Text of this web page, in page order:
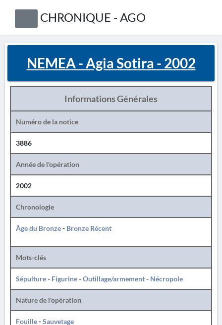
CHRONIQUE - AGO
NEMEA - Agia Sotira - 2002
Informations Générales
Numéro de la notice
3886
Année de l'opération
2002
Chronologie
Âge du Bronze- Bronze Récent
Mots-clés
Sépulture- Figurine-Outillage/armement- Nécropole
Nature de l'opération
Fouille-Sauvetage